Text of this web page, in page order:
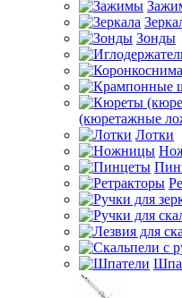
Зонды
(кюретажные
Лотки